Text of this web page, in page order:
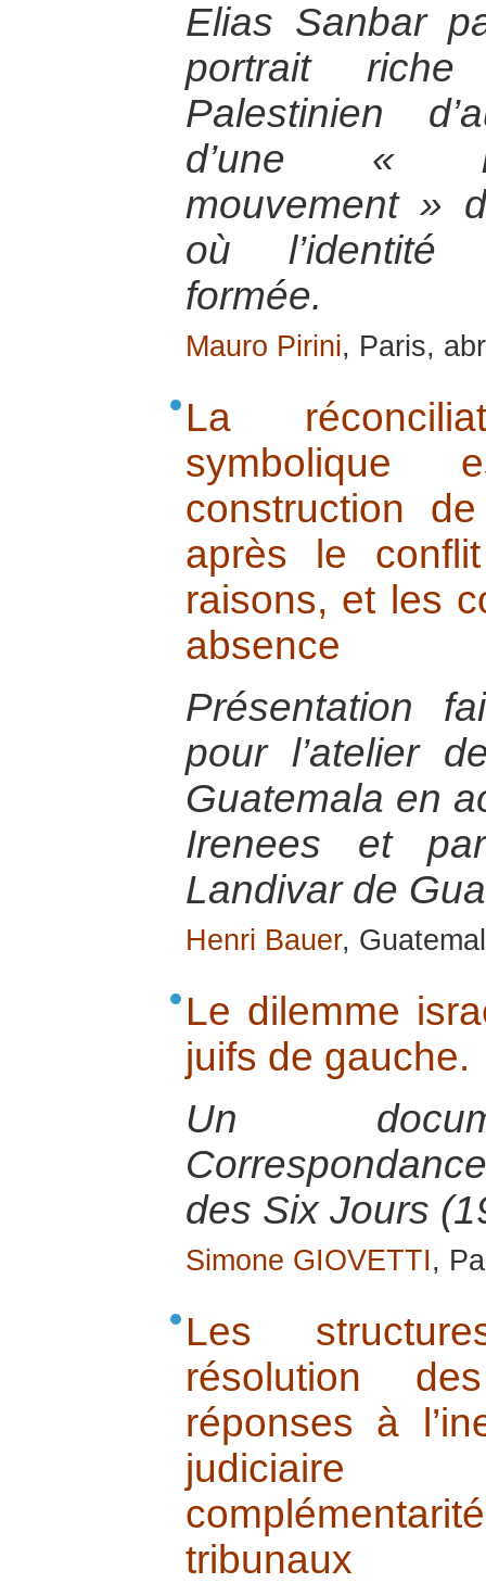
Elias Sanbar
portrait
Palestinien
d’une «
mouvement »
où l’identité
formée.
Mauro Pirini, Paris,
La
symbolique
construction
après le
raisons, et les
absence
Présentation
pour l’atelier
Guatemala en
Irenees et
Landivar de
Henri Bauer,
Le dilemme
juifs de gauche.
Un
des Six Jours
Simone GIOVETTI,
Les
résolution
réponses à
judiciaire
tribunaux